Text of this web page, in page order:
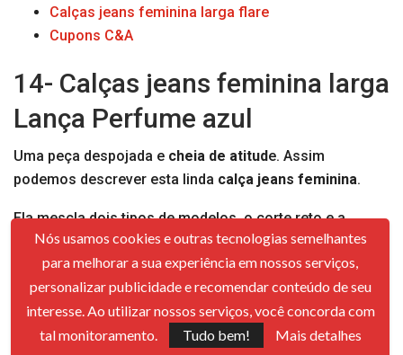
Calças jeans feminina larga flare
Cupons C&A
14- Calças jeans feminina larga
Lança Perfume azul
Uma peça despojada e cheia de atitude. Assim
podemos descrever esta linda calça jeans feminina.
Ela mescla dois tipos de modelos, o corte reto e a
pantalona, valorizando sua silhueta com todo o
conforto e estilo.
Ideal para um visual mais despojado e casual
, pode
combinar com camisetas, tênis e cintos. A aposta com
croppeds também é uma excelente opção, pois
Nós usamos cookies e outras tecnologias semelhantes
para melhorar a sua experiência em nossos serviços,
personalizar publicidade e recomendar conteúdo de seu
interesse. Ao utilizar nossos serviços, você concorda com
tal monitoramento.
Tudo bem! Mais detalhes